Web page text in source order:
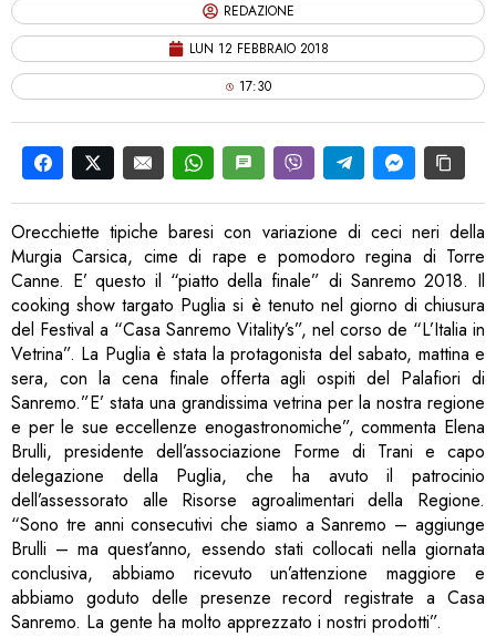
REDAZIONE
LUN 12 FEBBRAIO 2018
17:30
Orecchiette tipiche baresi con variazione di ceci neri della
Murgia Carsica, cime di rape e pomodoro regina di Torre
Canne. E’ questo il “piatto della finale” di Sanremo 2018. Il
cooking show targato Puglia si è tenuto nel giorno di chiusura
del Festival a “Casa Sanremo Vitality’s”, nel corso de “L’Italia in
Vetrina”. La Puglia è stata la protagonista del sabato, mattina e
sera, con la cena finale offerta agli ospiti del Palafiori di
Sanremo.”E’ stata una grandissima vetrina per la nostra regione
e per le sue eccellenze enogastronomiche”, commenta Elena
Brulli, presidente dell’associazione Forme di Trani e capo
delegazione della Puglia, che ha avuto il patrocinio
dell’assessorato alle Risorse agroalimentari della Regione.
“Sono tre anni consecutivi che siamo a Sanremo – aggiunge
Brulli – ma quest’anno, essendo stati collocati nella giornata
conclusiva, abbiamo ricevuto un’attenzione maggiore e
abbiamo goduto delle presenze record registrate a Casa
Sanremo. La gente ha molto apprezzato i nostri prodotti”.